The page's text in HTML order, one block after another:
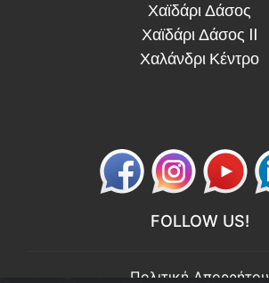
Χαϊδάρι Δάσος
Χαϊδάρι Δάσος II
Χαλάνδρι Κέντρο
FOLLOW US!
Πολιτική Απορρήτου